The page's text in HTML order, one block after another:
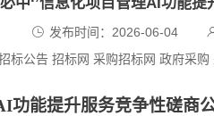
发布时间：2026-06-04
标公告 招标网 采购招标网 政府采购
功能提升服务竞争性磋商